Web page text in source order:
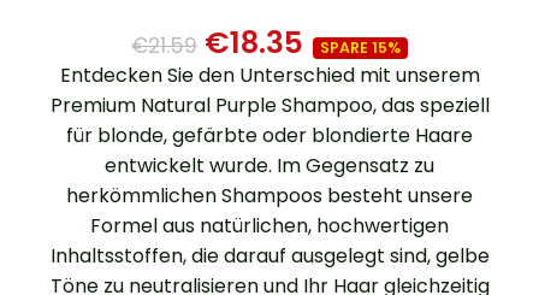
€21.59 €18.35 SPARE 15%
Entdecken Sie den Unterschied mit unserem
Premium Natural Purple Shampoo, das speziell
für blonde, gefärbte oder blondierte Haare
entwickelt wurde. Im Gegensatz zu
herkömmlichen Shampoos besteht unsere
Formel aus natürlichen, hochwertigen
Inhaltsstoffen, die darauf ausgelegt sind, gelbe
Töne zu neutralisieren und Ihr Haar gleichzeitig